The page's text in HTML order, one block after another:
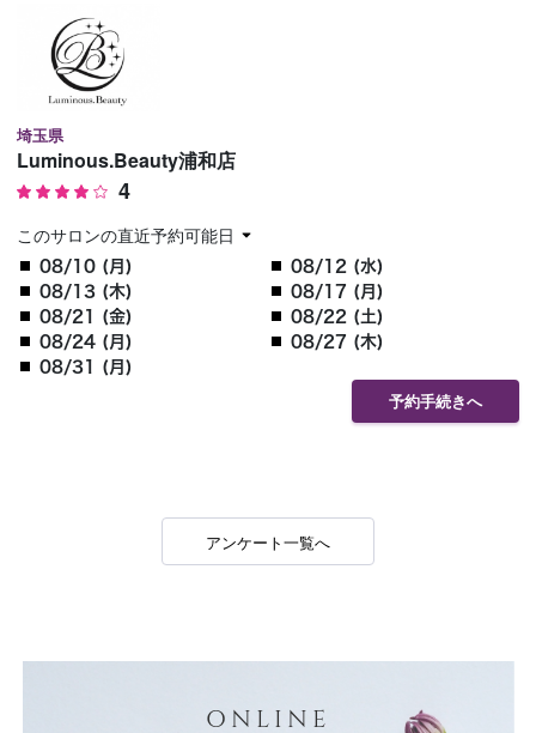
埼玉県
Luminous.Beauty浦和店
4
このサロンの直近予約可能日
08/10 (月)
08/12 (水)
08/13 (木)
08/17 (月)
08/21 (金)
08/22 (土)
08/24 (月)
08/27 (木)
08/31 (月)
予約手続きへ
アンケート一覧へ
ONLINE